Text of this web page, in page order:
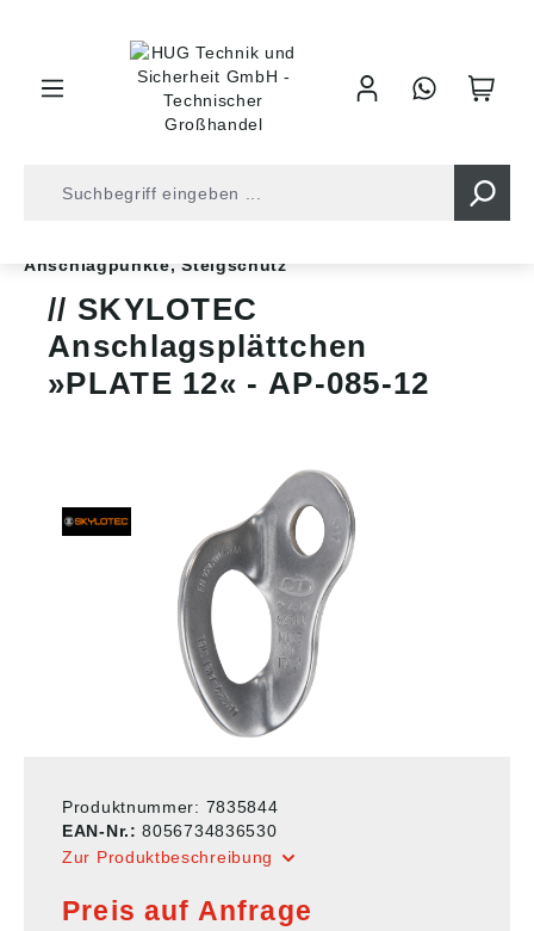
Anschlagpunkte, Steigschutz
SKYLOTEC
Anschlagsplättchen
»PLATE 12« - AP-085-12
Produktnummer: 7835844
EAN-Nr.:8056734836530
Zur Produktbeschreibung
Preis auf Anfrage